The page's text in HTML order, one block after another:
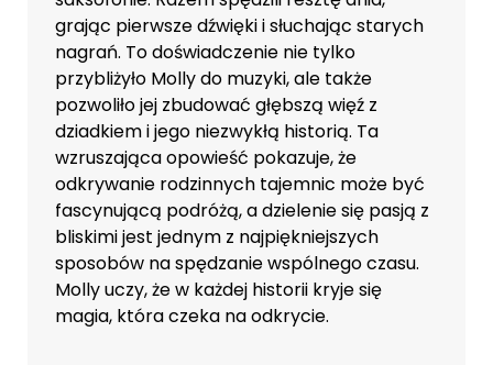
grając pierwsze dźwięki i słuchając starych
nagrań. To doświadczenie nie tylko
przybliżyło Molly do muzyki, ale także
pozwoliło jej zbudować głębszą więź z
dziadkiem i jego niezwykłą historią. Ta
wzruszająca opowieść pokazuje, że
odkrywanie rodzinnych tajemnic może być
fascynującą podróżą, a dzielenie się pasją z
bliskimi jest jednym z najpiękniejszych
sposobów na spędzanie wspólnego czasu.
Molly uczy, że w każdej historii kryje się
magia, która czeka na odkrycie.